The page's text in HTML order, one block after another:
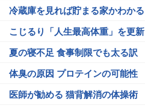
冷蔵庫を見れば貯まる家かわかる
こじるり「人生最高体重」を更新
夏の寝不足 食事制限でも太る訳
体臭の原因 プロテインの可能性
医師が勧める 猫背解消の体操術